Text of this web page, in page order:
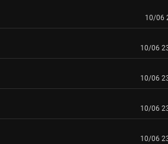
10/06
10/06
10/06
10/06
10/06